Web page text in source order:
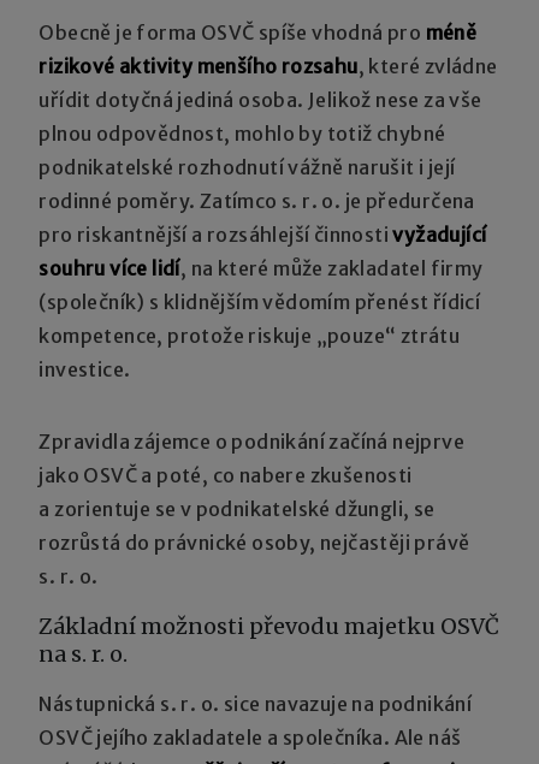
Obecně je forma OSVČ spíše vhodná pro méně
rizikové aktivity menšího rozsahu, které zvládne
uřídit dotyčná jediná osoba. Jelikož nese za vše
plnou odpovědnost, mohlo by totiž chybné
podnikatelské rozhodnutí vážně narušit i její
rodinné poměry. Zatímco s. r. o. je předurčena
pro riskantnější a rozsáhlejší činnostivyžadující
souhru více lidí, na které může zakladatel firmy
(společník) s klidnějším vědomím přenést řídicí
kompetence, protože riskuje „pouze“ ztrátu
investice.
Zpravidla zájemce o podnikání začíná nejprve
jako OSVČ a poté, co nabere zkušenosti
a zorientuje se v podnikatelské džungli, se
rozrůstá do právnické osoby, nejčastěji právě
s. r. o.
Základní možnosti převodu majetku OSVČ
na s. r. o.
Nástupnická s. r. o. sice navazuje na podnikání
OSVČ jejího zakladatele a společníka. Ale náš